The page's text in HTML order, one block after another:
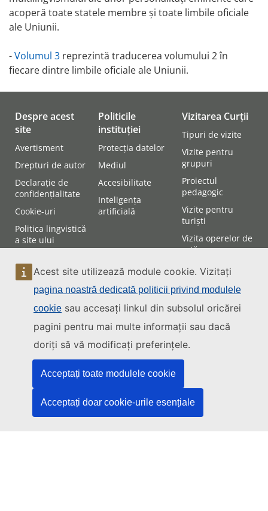
Acest site utilizează module cookie. Vizitați
pagina noastră dedicată politicii privind modulele
cookie sau accesați linkul din subsolul oricărei
pagini pentru mai multe informații sau dacă
doriți să vă modificați preferințele.
Acceptați toate modulele cookie
Acceptați doar cookie-urile esențiale
acoperă toate statele membre și toate limbile oficiale
ale Uniunii.
-Volumul 3 reprezintă traducerea volumului 2 în
fiecare dintre limbile oficiale ale Uniunii.
Despre acest
site
Avertisment
Drepturi de autor
Declarație de
confidențialitate
Cookie-uri
Politica lingvistică
a site ului
ului
Planul site ului
Politicile
instituției
Protecția datelor
Mediul
Accesibilitate
Inteligența
artificială
Vizitarea Curții
Tipuri de vizite
Vizite pentru
grupuri
Proiectul
pedagogic
Vizite pentru
turiști
Vizita operelor de
artă
Cum se ajunge la
Curte
Cum puteți asista
la o ședință
Contact